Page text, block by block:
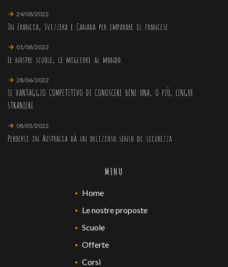
24/08/2022
In Francia, Svizzera e Canada per imparare il francese
01/08/2022
Le nostre scuole, le migliori al mondo.
28/06/2022
IL VANTAGGIO COMPETITIVO DI CONOSCERE BENE UNA, O PIÙ, LINGUE
STRANIERE
08/05/2022
Perdersi in Australia dà un delizioso senso di sicurezza
MENU
Home
Le nostre proposte
Scuole
Offerte
Corsi